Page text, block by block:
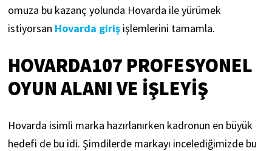
omuza bu kazanç yolunda Hovarda ile yürümek
istiyorsan Hovarda girişişlemlerini tamamla.
HOVARDA107 PROFESYONEL
OYUN ALANI VE İŞLEYIŞ
Hovarda isimli marka hazırlanırken kadronun en büyük
hedefi de bu idi. Şimdilerde markayı incelediğimizde bu